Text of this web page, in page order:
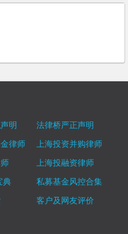
明
法律桥严正声明
金律师
上海投资并购律师
上海投融资律师
典
私募基金风控合集
客户及网友评价